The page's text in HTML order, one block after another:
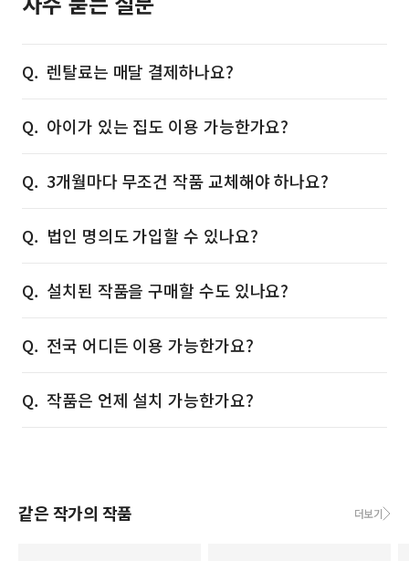
렌탈료는 매달 결제하나요?
아이가 있는 집도 이용 가능한가요?
3개월마다 무조건 작품 교체해야 하나요?
법인 명의도 가입할 수 있나요?
설치된 작품을 구매할 수도 있나요?
전국 어디든 이용 가능한가요?
작품은 언제 설치 가능한가요?
같은 작가의 작품 더보기